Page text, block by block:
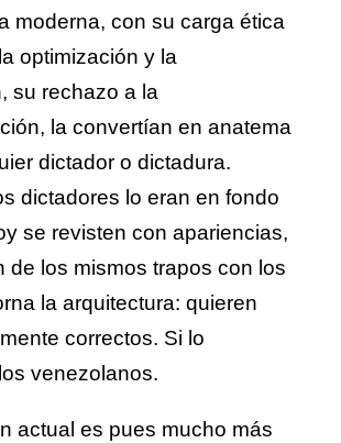
moderna, con su carga ética
optimización y la
su rechazo a la
la convertían en anatema
dictador o dictadura.
dictadores lo eran en fondo
se revisten con apariencias,
de los mismos trapos con los
la arquitectura: quieren
correctos. Si lo
venezolanos.
actual es pues mucho más